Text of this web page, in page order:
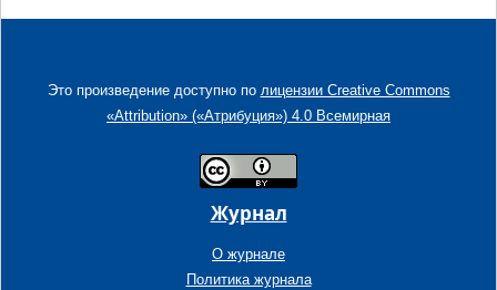
Это произведение доступно по лицензии Creative Commons
«Attribution» («Атрибуция») 4.0 Всемирная
Журнал
О журнале
Политика журнала